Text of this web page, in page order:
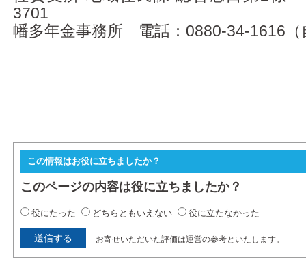
3701
幡多年金事務所 電話：0880-34-1616（
この情報はお役に立ちましたか？
このページの内容は役に立ちましたか？
役にたった どちらともいえない 役に立たなかった
お寄せいただいた評価は運営の参考といたします。